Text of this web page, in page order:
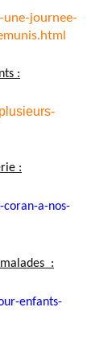
journee-
:
:
a-nos-
:
enfants-